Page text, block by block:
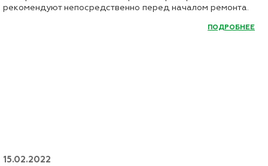
рекомендуют непосредственно перед началом ремонта.
ПОДРОБНЕЕ
15.02.2022